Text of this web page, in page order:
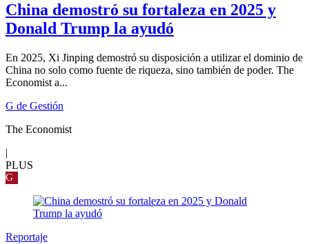
China demostró su fortaleza en 2025 y
Donald Trump la ayudó
En 2025, Xi Jinping demostró su disposición a utilizar el dominio de
China no solo como fuente de riqueza, sino también de poder. The
Economist a...
G de Gestión
The Economist
|
PLUS
G
Reportaje